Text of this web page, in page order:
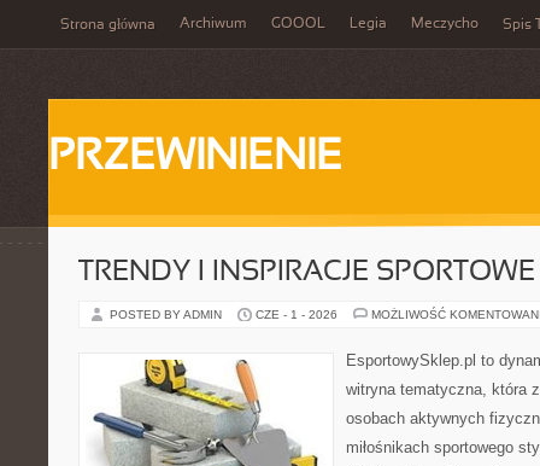
Strona główna Archiwum GOOOL Legia Meczycho Spis
PRZEWINIENIE
TRENDY I INSPIRACJE SPORTOWE
POSTED BY ADMIN CZE - 1 - 2026 MOŻLIWOŚĆ
EsportowySklep.pl to
witryna tematyczna, która
osobach aktywnych
miłośnikach sportowego